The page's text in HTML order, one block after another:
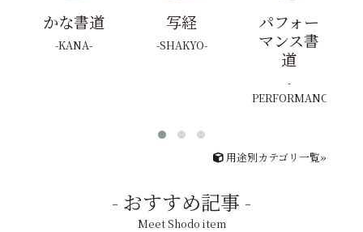
かな書道
KANA
写経
SHAKYO
パフォー
マンス書
道
PERFORMANCE
用途別カテゴリ一覧»
おすすめ記事
Meet Shodo item